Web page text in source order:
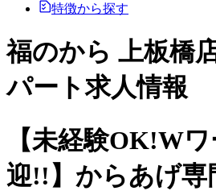
特徴から探す
福のから 上板橋
パート求人情報
【未経験OK!W
迎!!】からあげ専